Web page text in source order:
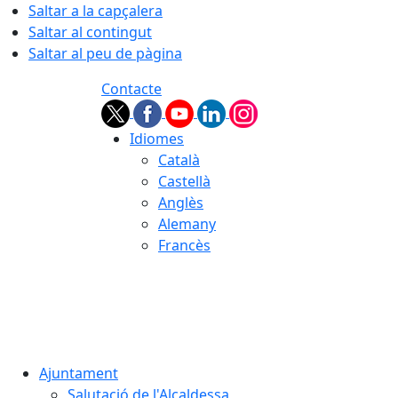
Saltar a la capçalera
Saltar al contingut
Saltar al peu de pàgina
Contacte
Idiomes
Català
Castellà
Anglès
Alemany
Francès
Ajuntament